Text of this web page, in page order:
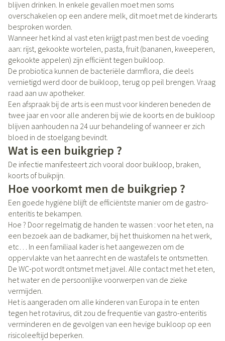
blijven drinken. In enkele gevallen moet men soms
overschakelen op een andere melk, dit moet met de kinderarts
besproken worden.
Wanneer het kind al vast eten krijgt past men best de voeding
aan: rijst, gekookte wortelen, pasta, fruit (bananen, kweeperen,
gekookte appelen) zijn efficiënt tegen buikloop.
De probiotica kunnen de bacteriële darmflora, die deels
vernietigd werd door de buikloop, terug op peil brengen. Vraag
raad aan uw apotheker.
Een afspraak bij de arts is een must voor kinderen beneden de
twee jaar en voor alle anderen bij wie de koorts en de buikloop
blijven aanhouden na 24 uur behandeling of wanneer er zich
bloed in de stoelgang bevindt.
Wat is een buikgriep ?
De infectie manifesteert zich vooral door buikloop, braken,
koorts of buikpijn.
Hoe voorkomt men de buikgriep ?
Een goede hygiëne blijft de efficiëntste manier om de gastro-
enteritis te bekampen.
Hoe ? Door regelmatig de handen te wassen : voor het eten, na
een bezoek aan de badkamer, bij het thuiskomen na het werk,
etc… In een familiaal kader is het aangewezen om de
oppervlakte van het aanrecht en de wastafels te ontsmetten.
De WC-pot wordt ontsmet met javel. Alle contact met het eten,
het water en de persoonlijke voorwerpen van de zieke
vermijden.
Het is aangeraden om alle kinderen van Europa in te enten
tegen het rotavirus, dit zou de frequentie van gastro-enteritis
verminderen en de gevolgen van een hevige buikloop op een
risicoleeftijd beperken.